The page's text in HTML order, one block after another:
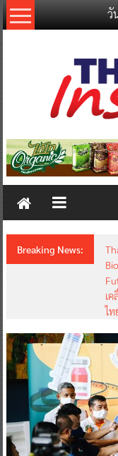
Skip
to
วั
Thailand
New
Breaking News:
เ
ไท